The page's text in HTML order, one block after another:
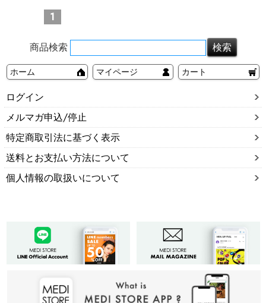
1
商品検索
ホーム マイページ カート
ログイン
メルマガ申込/停止
特定商取引法に基づく表示
送料とお支払い方法について
個人情報の取扱いについて